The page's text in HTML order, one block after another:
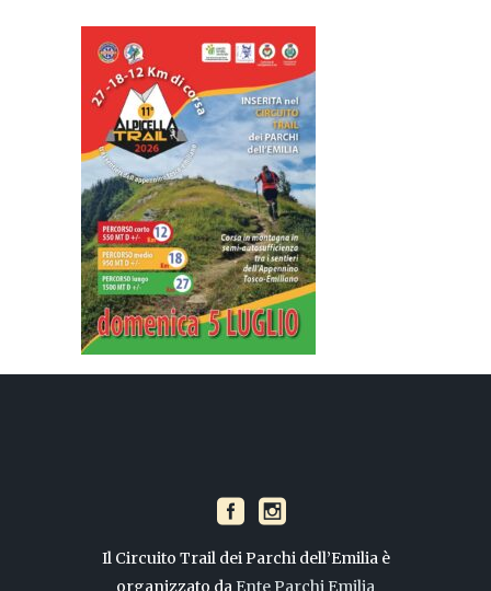
Il Circuito Trail dei Parchi dell’Emilia è
organizzato da Ente Parchi Emilia